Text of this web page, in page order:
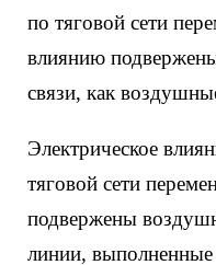
по тяговой сети
влиянию
связи, как
Электрическое
тяговой сети
подвержены
линии, выполненные